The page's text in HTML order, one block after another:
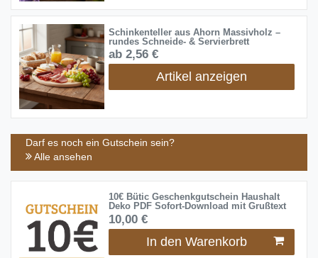
Schinkenteller aus Ahorn Massivholz –
rundes Schneide- & Servierbrett
ab 2,56 €
Artikel anzeigen
Darf es noch ein Gutschein sein?
Alle ansehen
10€ Bütic Geschenkgutschein Haushalt
Deko PDF Sofort-Download mit Grußtext
10,00 €
In den Warenkorb